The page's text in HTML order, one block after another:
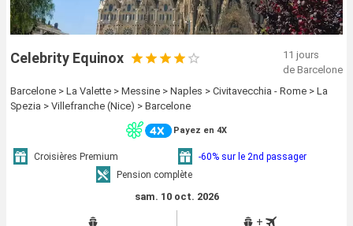
Celebrity Equinox
11 jours
de Barcelone
Barcelone > La Valette > Messine > Naples > Civitavecchia - Rome > La
Spezia > Villefranche (Nice) > Barcelone
Payez en 4X
Croisières Premium
-60% sur le 2nd passager
Pension complète
sam. 10 oct. 2026
+